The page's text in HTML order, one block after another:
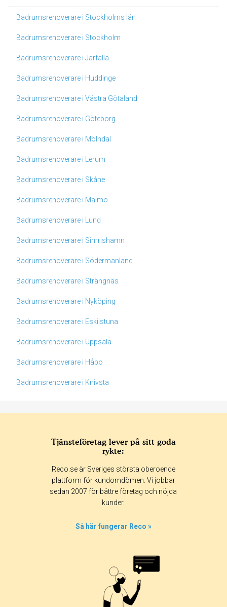
Badrumsrenoverare i Stockholms län
Badrumsrenoverare i Stockholm
Badrumsrenoverare i Järfälla
Badrumsrenoverare i Huddinge
Badrumsrenoverare i Västra Götaland
Badrumsrenoverare i Göteborg
Badrumsrenoverare i Mölndal
Badrumsrenoverare i Lerum
Badrumsrenoverare i Skåne
Badrumsrenoverare i Malmö
Badrumsrenoverare i Lund
Badrumsrenoverare i Simrishamn
Badrumsrenoverare i Södermanland
Badrumsrenoverare i Strängnäs
Badrumsrenoverare i Nyköping
Badrumsrenoverare i Eskilstuna
Badrumsrenoverare i Uppsala
Badrumsrenoverare i Håbo
Badrumsrenoverare i Knivsta
365 dagar 90 dagar
30 dagar
Tjänsteföretag lever på sitt goda
rykte:
Reco.se är Sveriges största oberoende
plattform för kundomdömen. Vi jobbar
sedan 2007 för bättre företag och nöjda
kunder.
Så här fungerar Reco »